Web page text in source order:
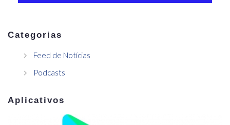
Categorias
Feed de Notícias
Podcasts
Aplicativos